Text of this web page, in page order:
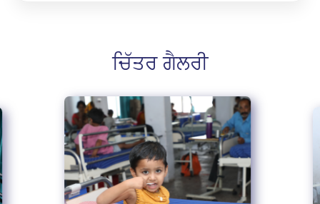
ਚਿੱਤਰ ਗੈਲਰੀ